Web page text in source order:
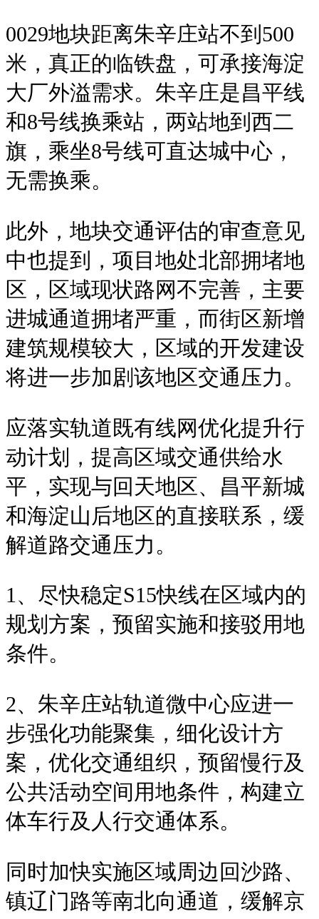
0029地块距离朱辛庄站不到500
米，真正的临铁盘，可承接海淀
大厂外溢需求。朱辛庄是昌平线
和8号线换乘站，两站地到西二
旗，乘坐8号线可直达城中心，
无需换乘。
此外，地块交通评估的审查意见
中也提到，项目地处北部拥堵地
区，区域现状路网不完善，主要
进城通道拥堵严重，而街区新增
建筑规模较大，区域的开发建设
将进一步加剧该地区交通压力。
应落实轨道既有线网优化提升行
动计划，提高区域交通供给水
平，实现与回天地区、昌平新城
和海淀山后地区的直接联系，缓
解道路交通压力。
1、尽快稳定S15快线在区域内的
规划方案，预留实施和接驳用地
条件。
2、朱辛庄站轨道微中心应进一
步强化功能聚集，细化设计方
案，优化交通组织，预留慢行及
公共活动空间用地条件，构建立
体车行及人行交通体系。
同时加快实施区域周边回沙路、
镇辽门路等南北向通道，缓解京